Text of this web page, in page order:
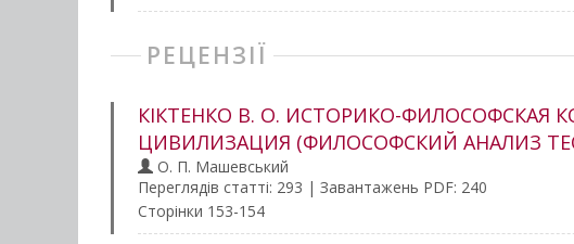
РЕЦЕНЗІЇ
КІКТЕНКО В. О. ИСТОРИКО-ФИЛОСОФСКАЯ
ЦИВИЛИЗАЦИЯ (ФИЛОСОФСКИЙ АНАЛИЗ
О. П. Машевський
Переглядів статті: 293 | Завантажень PDF: 240
Сторінки 153-154